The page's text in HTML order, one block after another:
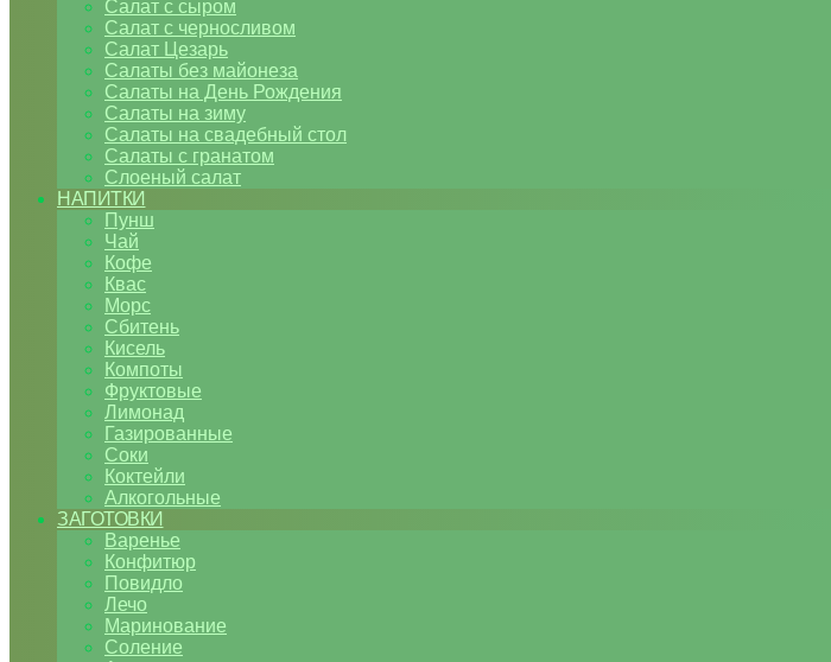
Салат с сыром
Салат с черносливом
Салат Цезарь
Салаты без майонеза
Салаты на День Рождения
Салаты на зиму
Салаты на свадебный стол
Салаты с гранатом
Слоеный салат
НАПИТКИ
Пунш
Чай
Кофе
Квас
Морс
Сбитень
Кисель
Компоты
Фруктовые
Лимонад
Газированные
Соки
Коктейли
Алкогольные
ЗАГОТОВКИ
Варенье
Конфитюр
Повидло
Лечо
Маринование
Соление